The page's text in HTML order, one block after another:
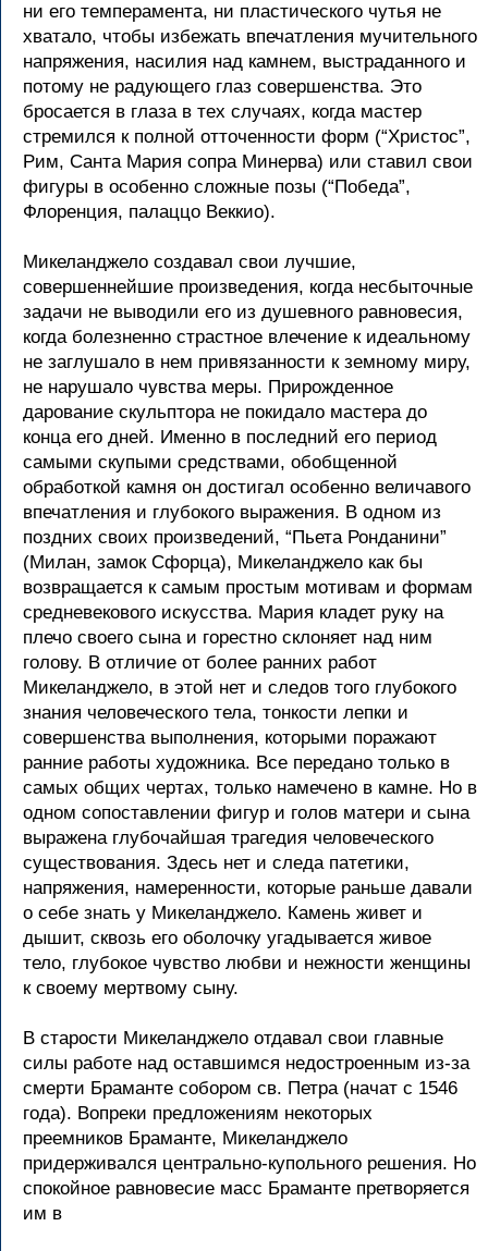
ни его темперамента, ни пластического чутья не
хватало, чтобы избежать впечатления мучительного
напряжения, насилия над камнем, выстраданного и
потому не радующего глаз совершенства. Это
бросается в глаза в тех случаях, когда мастер
стремился к полной отточенности форм (“Христос”,
Рим, Санта Мария сопра Минерва) или ставил свои
фигуры в особенно сложные позы (“Победа”,
Флоренция, палаццо Веккио).
Микеланджело создавал свои лучшие,
совершеннейшие произведения, когда несбыточные
задачи не выводили его из душевного равновесия,
когда болезненно страстное влечение к идеальному
не заглушало в нем привязанности к земному миру,
не нарушало чувства меры. Прирожденное
дарование скульптора не покидало мастера до
конца его дней. Именно в последний его период
самыми скупыми средствами, обобщенной
обработкой камня он достигал особенно величавого
впечатления и глубокого выражения. В одном из
поздних своих произведений, “Пьета Ронданини”
(Милан, замок Сфорца), Микеланджело как бы
возвращается к самым простым мотивам и формам
средневекового искусства. Мария кладет руку на
плечо своего сына и горестно склоняет над ним
голову. В отличие от более ранних работ
Микеланджело, в этой нет и следов того глубокого
знания человеческого тела, тонкости лепки и
совершенства выполнения, которыми поражают
ранние работы художника. Все передано только в
самых общих чертах, только намечено в камне. Но в
одном сопоставлении фигур и голов матери и сына
выражена глубочайшая трагедия человеческого
существования. Здесь нет и следа патетики,
напряжения, намеренности, которые раньше давали
о себе знать у Микеланджело. Камень живет и
дышит, сквозь его оболочку угадывается живое
тело, глубокое чувство любви и нежности женщины
к своему мертвому сыну.
В старости Микеланджело отдавал свои главные
силы работе над оставшимся недостроенным из-за
смерти Браманте собором св. Петра (начат с 1546
года). Вопреки предложениям некоторых
преемников Браманте, Микеланджело
придерживался центрально-купольного решения. Но
спокойное равновесие масс Браманте претворяется
им в